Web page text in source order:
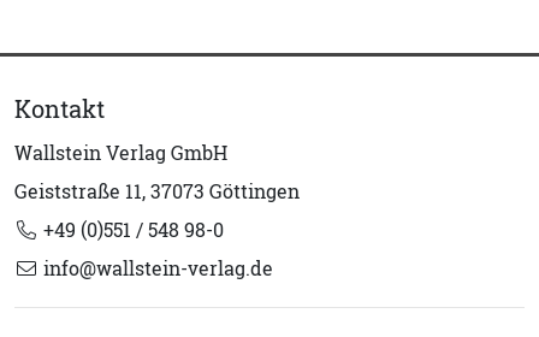
Kontakt
Wallstein Verlag GmbH
Geiststraße 11, 37073 Göttingen
+49 (0)551 / 548 98-0
info@wallstein-verlag.de